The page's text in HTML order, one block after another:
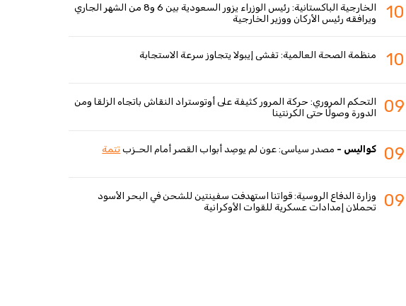
10
الخارجية الباكستانية: رئيس الوزراء يزور السعودية بين 6 و8 من الشهر الجاري
ويرافقه رئيس الأركان ووزير الخارجية
10 منظمة الصحة العالمية: تفشي إيبولا يتجاوز سرعة الاستجابة
09
التحكم المروري: حركة المرور كثيفة على أوتوستراد النقاش باتجاه الزلقا ومن
الدورة وصولًا حتى الكرنتينا
09 كواليس - مصدر سياسي: عون لم يوصِد أبواب القصر أمام الحـزبتتمة
09
وزارة الدفاع الروسية: قواتنا استهدفت سفينتين للشحن في البحر الأسود
تحملان إمدادات عسكرية للقوات الأوكرانية